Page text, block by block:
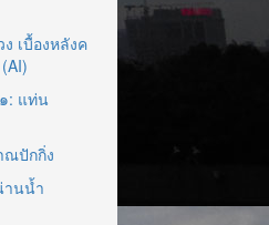
เบื้องหลังค
: แท่น
ปักกิ่ง
านน้ำ